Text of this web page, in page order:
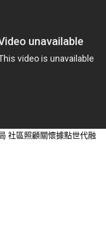
社區照顧關懷據點世代融